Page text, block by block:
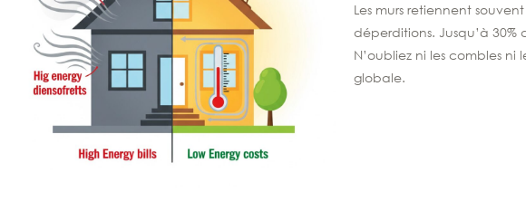
Les murs retiennent
déperditions. Jusqu’à 30%
N’oubliez ni les combles
globale.